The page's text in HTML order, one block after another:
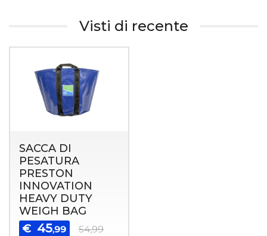
Visti di recente
SACCA DI
PESATURA
PRESTON
INNOVATION
HEAVY DUTY
WEIGH BAG
€ 45,99 54,99